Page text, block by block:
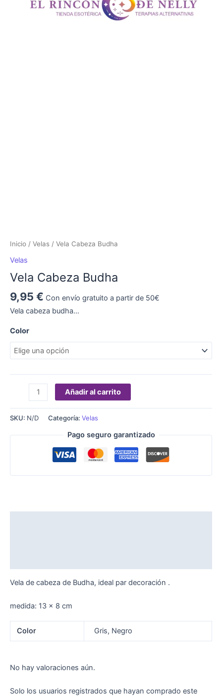
Inicio / Velas / Vela Cabeza Budha
Velas
Vela Cabeza Budha
9,95 € Con envío gratuito a partir de 50€
Vela cabeza budha…
Color
Añadir al carrito
SKU: N/D Categoría: Velas
Pago seguro garantizado
Vela de cabeza de Budha, ideal par decoración .
medida: 13 x 8 cm
Color Gris, Negro
No hay valoraciones aún.
Solo los usuarios registrados que hayan comprado este